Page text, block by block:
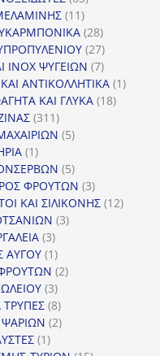
1111
προϊόντα
2828
προϊόντα
2727
προϊόντα
INOX ΨΥΓΕΙΩΝ 77
προϊόντα
ΑΝΤΙΚΟΛΛΗΤΙΚΑ 11
ΚΑΙ ΓΛΥΚΑ 1818
311311
προϊόντα
55
11
προϊόν
55
προϊόντα
ΦΡΟΥΤΩΝ 33
προϊόντα
ΚΑΙ ΣΙΛΙΚΟΝΗΣ 1212
33
33
προϊόντα
ΑΥΓΟΥ 11
προϊόν
ΦΡΟΥΤΩΝ 22
33
προϊόντα
ΤΡΥΠΕΣ 88
προϊόντα
ΨΑΡΙΩΝ 22
11